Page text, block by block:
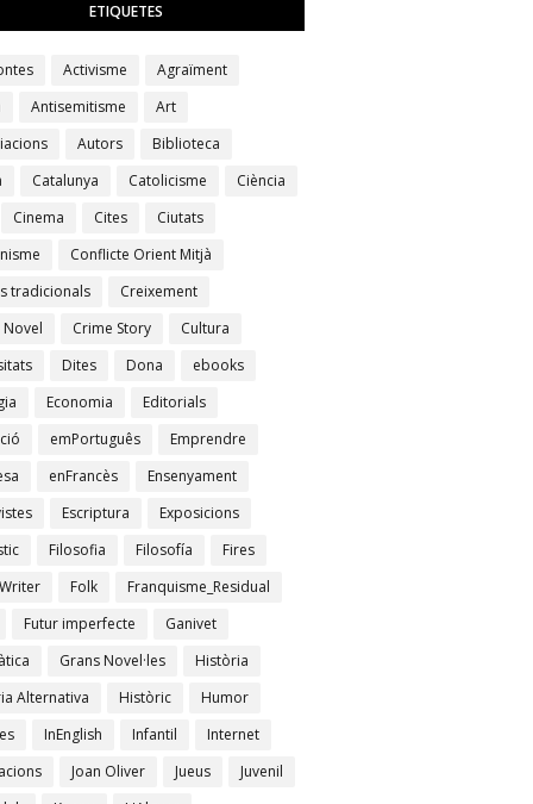
ETIQUETES
Activisme
Agraïment
Antisemitisme
Art
Autors
Biblioteca
Catalunya Catolicisme
Ciència
Cinema Cites
Ciutats
Conflicte Orient Mitjà
tradicionals
Creixement
Novel
Crime Story
Cultura
Dites Dona
ebooks
Economia
Editorials
emPortuguês
Emprendre
enFrancès
Ensenyament
Escriptura
Exposicions
Filosofia Filosofía
Fires
Folk
Franquisme_Residual
Futur imperfecte
Ganivet
Grans Novel·les
Història
Alternativa
Històric
Humor
InEnglish Infantil
Internet
Joan Oliver Jueus
Juvenil